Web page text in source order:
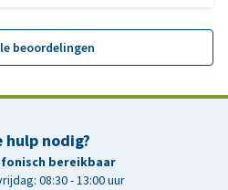
beoordelingen
hulp nodig?
bereikbaar
08:30 - 13:00 uur